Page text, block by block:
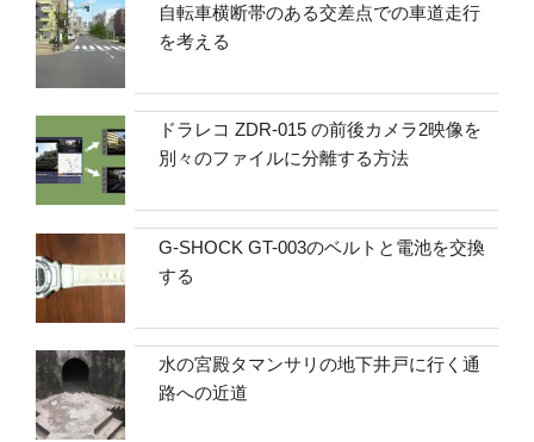
自転車横断帯のある交差点での車道走行
を考える
ドラレコ ZDR-015 の前後カメラ2映像を
別々のファイルに分離する方法
G-SHOCK GT-003のベルトと電池を交換
する
水の宮殿タマンサリの地下井戸に行く通
路への近道